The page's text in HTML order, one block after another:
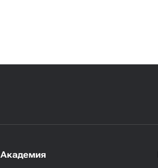
Академия